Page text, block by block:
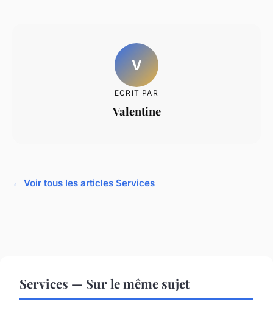
V
ECRIT PAR
Valentine
← Voir tous les articles Services
Services — Sur le même sujet